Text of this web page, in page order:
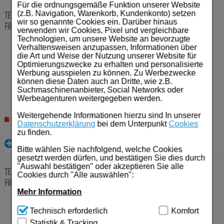
Für die ordnungsgemäße Funktion unserer Website
(z.B. Navigation, Warenkorb, Kundenkonto) setzen
wir so genannte Cookies ein. Darüber hinaus
verwenden wir Cookies, Pixel und vergleichbare
Technologien, um unsere Website an bevorzugte
Verhaltensweisen anzupassen, Informationen über
die Art und Weise der Nutzung unserer Website für
Optimierungszwecke zu erhalten und personalisierte
Werbung ausspielen zu können. Zu Werbezwecke
können diese Daten auch an Dritte, wie z.B.
Suchmaschinenanbieter, Social Networks oder
Werbeagenturen weitergegeben werden.
Weitergehende Informationen hierzu sind In unserer
Datenschutzerklärung bei dem UnterpunktCookies
zu finden.
Bitte wählen Sie nachfolgend, welche Cookies
gesetzt werden dürfen, und bestätigen Sie dies durch
"Auswahl bestätigen" oder akzeptieren Sie alle
Cookies durch "Alle auswählen":
Mehr Information
Technisch Notwendig:Hierbei handelt es sich um
Cookies, die für die Grundfunktionen unserer
Technisch erforderlich
Komfort
Schwangerschaft & Stillzeit
Homöopathie, Schüsslersalze & Bachblüten Original
Raucherentwöhnung
Gesundheit & Fitness
Körperpflege
Tablettenspender & Tablettenteiler
Tierarzneimittel
Bonbons
Tee
TENOFOVIRDISOPROXIL Viatris 245 mg Filmtabletten30 St
Filmtabletten
Anbieter: Viatris Healthcare GmbH
Einheit: 30 St
Darreichungsform: Filmtabletten
PZN: 19339497
143,59€¹
Nicht lieferbar
Details
TENOFOVIRDISOPROXIL Mylan 245 mg Filmtabletten 30 St
Filmtabletten
Einheit: